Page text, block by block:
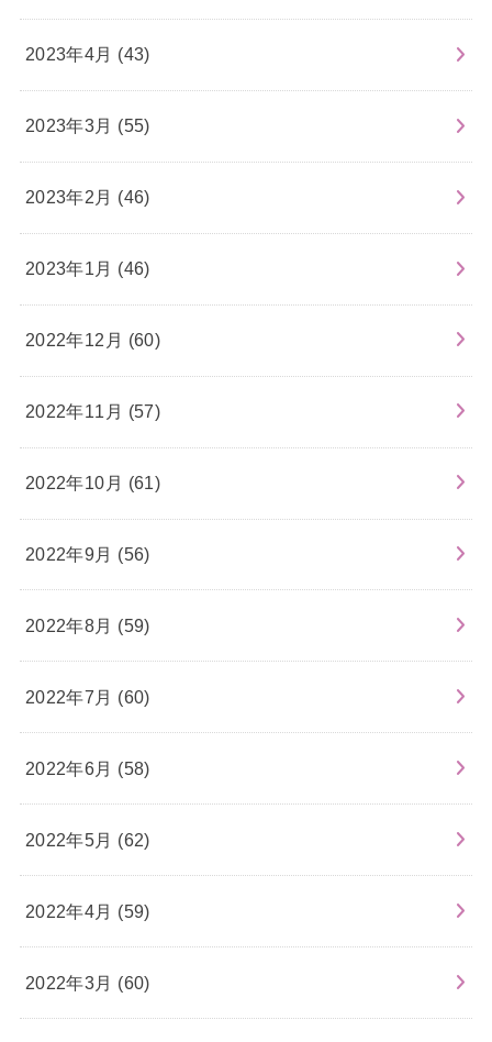
2023年4月 (43)
2023年3月 (55)
2023年2月 (46)
2023年1月 (46)
2022年12月 (60)
2022年11月 (57)
2022年10月 (61)
2022年9月 (56)
2022年8月 (59)
2022年7月 (60)
2022年6月 (58)
2022年5月 (62)
2022年4月 (59)
2022年3月 (60)